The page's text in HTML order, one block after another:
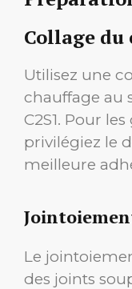
Collage du
Utilisez une
chauffage au
C2S1. Pour
privilégiez le
meilleure
Le
des joints